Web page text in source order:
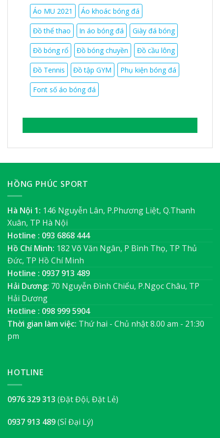
Áo MU 2021 Áo khoác bóng đá
Đồ thể thao In áo bóng đá Giày đá bóng
Đồ bóng rổ Đồ bóng chuyền Đồ cầu lông
Đồ Tennis Đồ tập GYM Phụ kiện bóng đá
Font số áo bóng đá
HỒNG PHÚC SPORT
Hà Nội 1: 146 Nguyễn Lân, P.Phương Liệt, Q.Thanh
Xuân, TP Hà Nội
Hotline : 093 6868 444
Hồ Chí Minh: 182 Võ Văn Ngân, P Bình Thọ, TP Thủ
Đức, TP Hồ Chí Minh
Hotline : 0937 913 489
Hải Dương: 70 Nguyễn Đình Chiểu, P.Ngọc Châu, TP
Hải Dương
Hotline : 098 999 5904
Thời gian làm việc: Thứ hai - Chủ nhật 8.00 am - 21:30
pm
HOTLINE
0976 329 313 (Đặt Đội, Đặt Lẻ)
0937 913 489(Sỉ Đại Lý)